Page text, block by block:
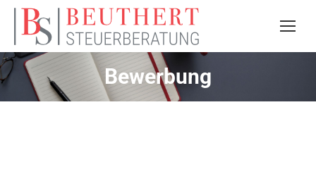
Bewerbung